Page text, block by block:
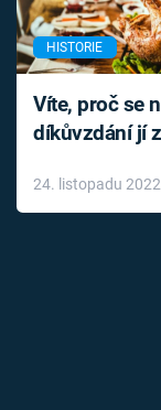
HISTORIE
Víte, proč se
díkůvzdání jí
24. listopadu